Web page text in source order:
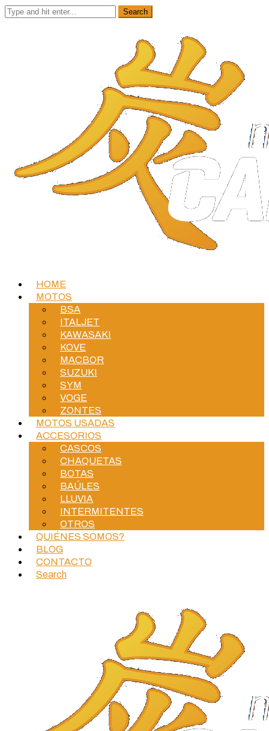
HOME
MOTOS
BSA
ITALJET
KAWASAKI
KOVE
MACBOR
SUZUKI
SYM
VOGE
ZONTES
MOTOS USADAS
ACCESORIOS
CASCOS
CHAQUETAS
BOTAS
BAÚLES
LLUVIA
INTERMITENTES
OTROS
QUIÉNES SOMOS?
BLOG
CONTACTO
Search